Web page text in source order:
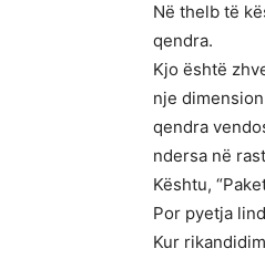
Në thelb të
qendra.
Kjo është
nje
qendra
ndersa në
Kështu,
Por pyetja
Kur